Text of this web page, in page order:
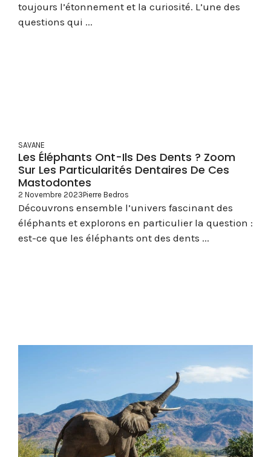
toujours l’étonnement et la curiosité. L’une des
questions qui ...
SAVANE
Les Éléphants Ont-Ils Des Dents ? Zoom
Sur Les Particularités Dentaires De Ces
Mastodontes
2 Novembre 2023Pierre Bedros
Découvrons ensemble l’univers fascinant des
éléphants et explorons en particulier la question :
est-ce que les éléphants ont des dents ...